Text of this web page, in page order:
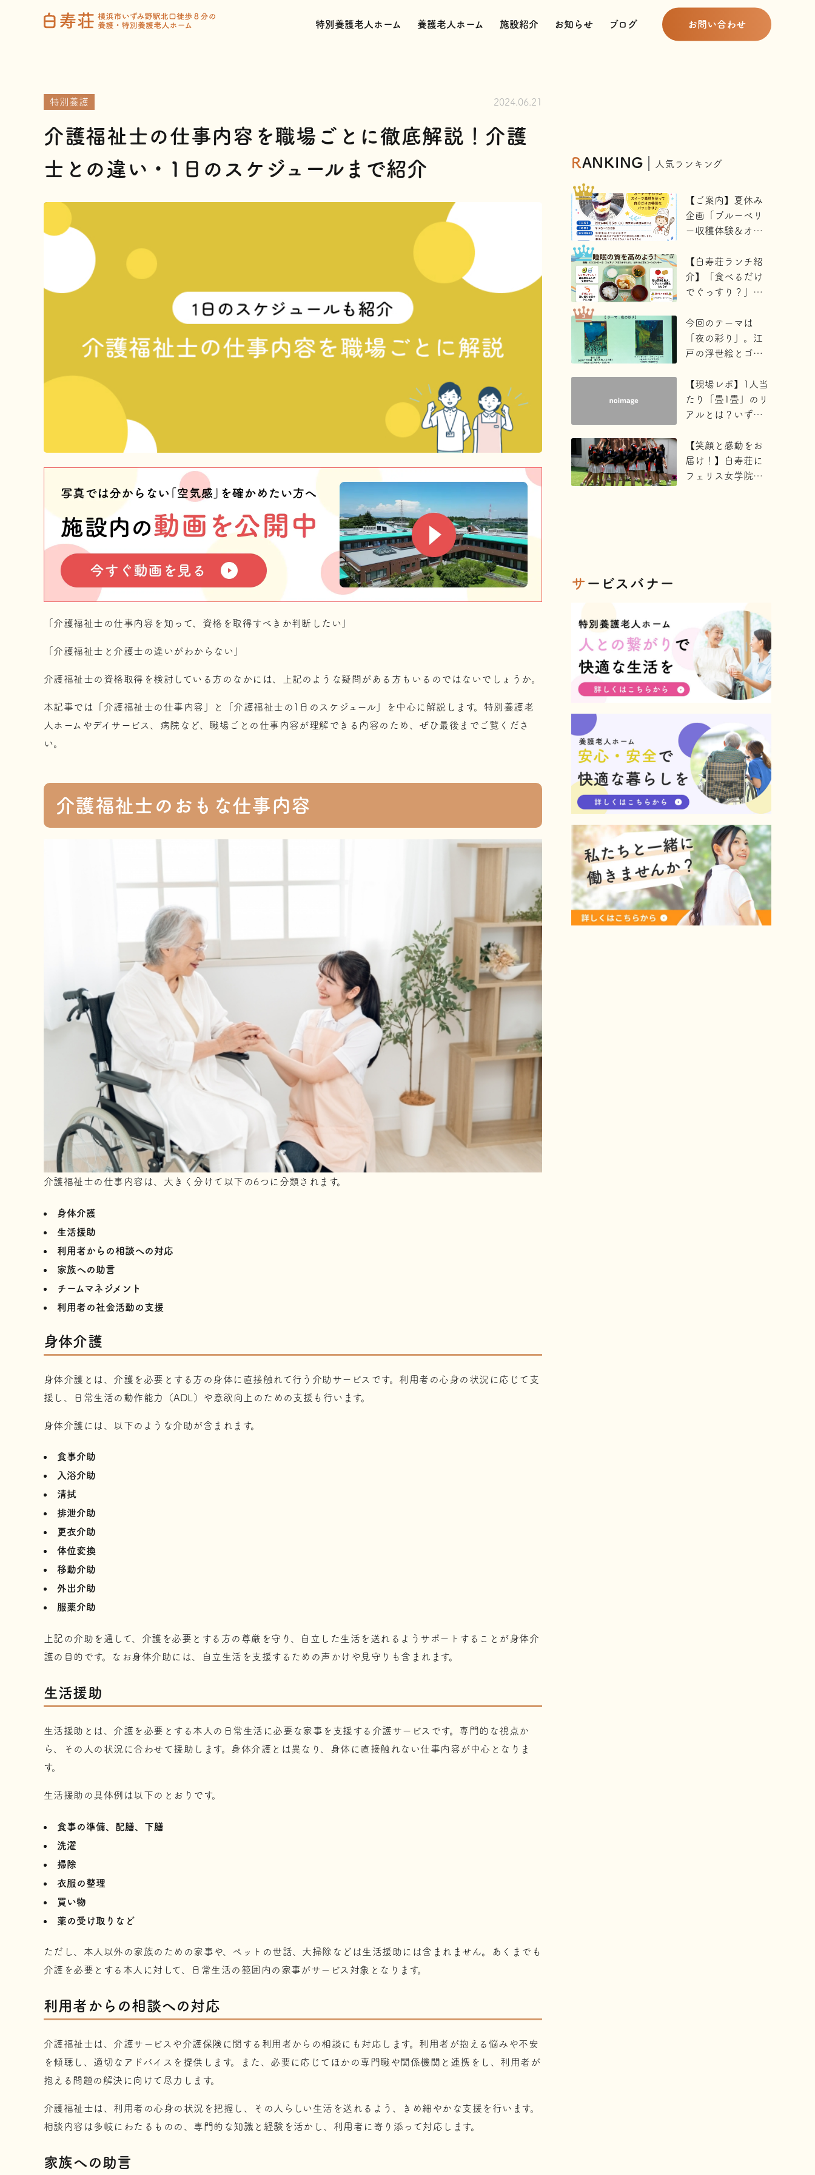
特別養護老人ホーム 養護老人ホーム 施設紹介 お知らせ ブログ お問い合わせ
特別養護 2024.06.21
介護福祉士の仕事内容を職場ごとに徹底解説！介護
士との違い・1日のスケジュールまで紹介
「介護福祉士の仕事内容を知って、資格を取得すべきか判断したい」
「介護福祉士と介護士の違いがわからない」
介護福祉士の資格取得を検討している方のなかには、上記のような疑問がある方もいるのではないでしょうか。
本記事では「介護福祉士の仕事内容」と「介護福祉士の1日のスケジュール」を中心に解説します。特別養護老
人ホームやデイサービス、病院など、職場ごとの仕事内容が理解できる内容のため、ぜひ最後までご覧くださ
い。
介護福祉士のおもな仕事内容
介護福祉士の仕事内容は、大きく分けて以下の6つに分類されます。
身体介護
生活援助
利用者からの相談への対応
家族への助言
チームマネジメント
利用者の社会活動の支援
身体介護
身体介護とは、介護を必要とする方の身体に直接触れて行う介助サービスです。利用者の心身の状況に応じて支
援し、日常生活の動作能力（ADL）や意欲向上のための支援も行います。
身体介護には、以下のような介助が含まれます。
食事介助
入浴介助
清拭
排泄介助
更衣介助
体位変換
移動介助
外出介助
服薬介助
上記の介助を通して、介護を必要とする方の尊厳を守り、自立した生活を送れるようサポートすることが身体介
護の目的です。なお身体介助には、自立生活を支援するための声かけや見守りも含まれます。
生活援助
生活援助とは、介護を必要とする本人の日常生活に必要な家事を支援する介護サービスです。専門的な視点か
ら、その人の状況に合わせて援助します。身体介護とは異なり、身体に直接触れない仕事内容が中心となりま
す。
生活援助の具体例は以下のとおりです。
食事の準備、配膳、下膳
洗濯
掃除
衣服の整理
買い物
薬の受け取りなど
ただし、本人以外の家族のための家事や、ペットの世話、大掃除などは生活援助には含まれません。あくまでも
介護を必要とする本人に対して、日常生活の範囲内の家事がサービス対象となります。
利用者からの相談への対応
介護福祉士は、介護サービスや介護保険に関する利用者からの相談にも対応します。利用者が抱える悩みや不安
を傾聴し、適切なアドバイスを提供します。また、必要に応じてほかの専門職や関係機関と連携をし、利用者が
抱える問題の解決に向けて尽力します。
介護福祉士は、利用者の心身の状況を把握し、その人らしい生活を送れるよう、きめ細やかな支援を行います。
相談内容は多岐にわたるものの、専門的な知識と経験を活かし、利用者に寄り添って対応します。
家族への助言
RANKING 人気ランキング
【ご案内】夏休み
企画「ブルーベリ
ー収穫体験＆オリ
ろう」（白寿荘・
送迎協力）
【白寿荘ランチ紹
介】「食べるだけ
でぐっすり？」睡
品エビカツラン
チ！
今回のテーマは
「夜の彩り」。江
戸の浮世絵とゴッ
る、驚きと発見に
満ちたあたたかい
時間のドキュメン
【現場レポ】1人当
たり「畳1畳」のリ
アルとは？いずみ
拠点の訓練に潜
入！
【笑顔と感動をお
届け！】白寿荘に
フェリス女学院大
サ ービスバナー